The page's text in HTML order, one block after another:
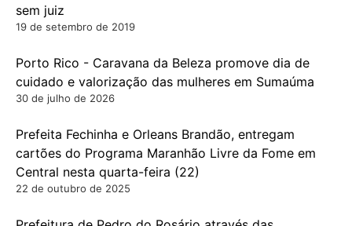
sem juiz
19 de setembro de 2019
Porto Rico - Caravana da Beleza promove dia de
cuidado e valorização das mulheres em Sumaúma
30 de julho de 2026
Prefeita Fechinha e Orleans Brandão, entregam
cartões do Programa Maranhão Livre da Fome em
Central nesta quarta-feira (22)
22 de outubro de 2025